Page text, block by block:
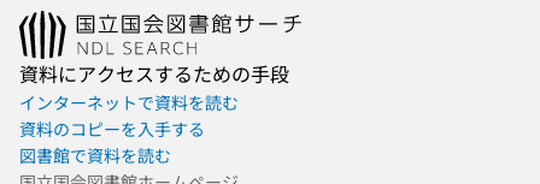
資料にアクセスするための手段
インターネットで資料を読む
資料のコピーを入手する
図書館で資料を読む